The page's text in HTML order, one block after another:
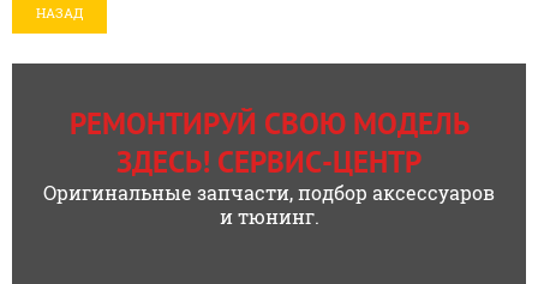
НАЗАД
РЕМОНТИРУЙ СВОЮ МОДЕЛЬ
ЗДЕСЬ! СЕРВИС-ЦЕНТР
Оригинальные запчасти, подбор аксессуаров
и тюнинг.